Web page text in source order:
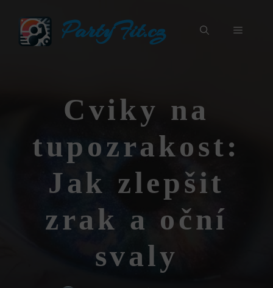
obsah
PartyFit.cz Menu
Cviky na
tupozrakost:
Jak zlepšit
zrak a oční
svaly